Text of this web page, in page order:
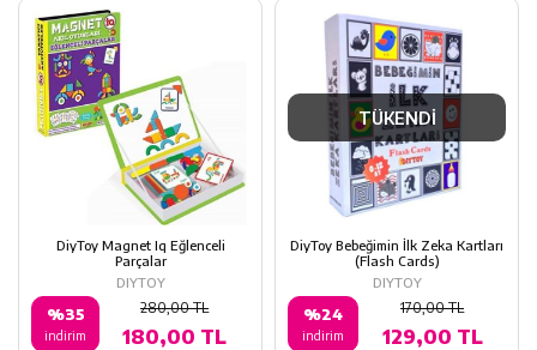
DiyToy Magnet Iq Eğlenceli
Parçalar
DIYTOY
%35
indirim
280,00 TL
180,00 TL
TÜKENDİ
DiyToy Bebeğimin İlk Zeka Kartları
(Flash Cards)
DIYTOY
%24
indirim
170,00 TL
129,00 TL